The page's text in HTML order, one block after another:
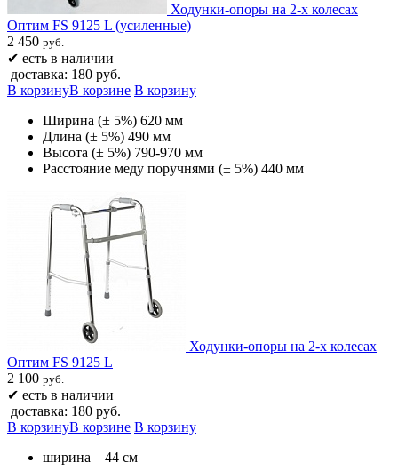
Ходунки-опоры на 2-х колесах
Оптим FS 9125 L (усиленные)​
2 450 руб.
✔ есть в наличии
доставка: 180 руб.
В корзинуВ корзине В корзину
Ширина (± 5%) 620 мм
Длина (± 5%) 490 мм
Высота (± 5%) 790-970 мм
Расстояние меду поручнями (± 5%) 440 мм
Ходунки-опоры на 2-х колесах
Оптим FS 9125 L
2 100 руб.
✔ есть в наличии
доставка: 180 руб.
В корзинуВ корзине В корзину
ширина – 44 см